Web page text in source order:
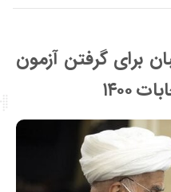
درخواست
شورای
نگهبان
برای
آزمون
از
کاندیداهای
برای گرفتن آزمون
۱۴۰۰